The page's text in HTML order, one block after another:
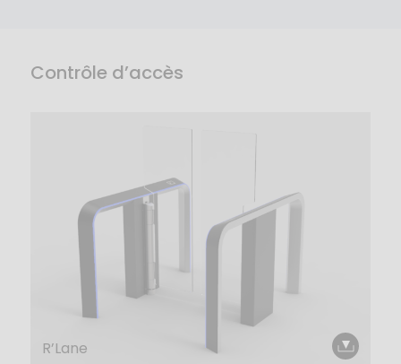
Contrôle d’accès
R’Lane